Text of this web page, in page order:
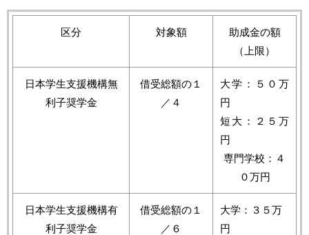
区分 対象額
助成金の額
（上限）
日本学生支援機構無
利子奨学金
借受総額の１
／４
大学：５０万
円
短大：２５万
円
専門学校：４
０万円
日本学生支援機構有
利子奨学金
借受総額の１
／６
大学：３５万
円